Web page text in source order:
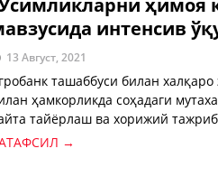
ҳимоя
интенсив
13 Август, 2021
ташаббуси билан халқаро
ҳамкорликда соҳадаги
тайёрлаш ва хорижий
энг сўнгги замонавий
→